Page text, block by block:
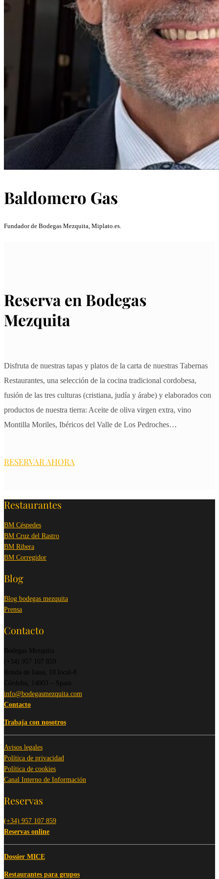
Baldomero Gas
Fundador de Bodegas Mezquita, Miplato.es.
Reserva en Bodegas
Mezquita
Disfruta de nuestras tapas y platos de la carta de nuestras Tabernas
Restaurantes, una selección de la cocina tradicional cordobesa,
fusión de las tres culturas (cristiana, judía y árabe) y elaborados con
productos de nuestra tierra: Aceite de oliva virgen extra, vino
Montilla Moriles, Ibéricos del Valle de Los Pedroches…
RESERVAR AHORA
Restaurantes
BM Céspedes
BM Cruz del Rastro
BM Ribera
BM Corregidor
Blog
Blog bodegas mezquita
Prensa
Contacto
Bodegas Mezquita
(+34) 957 107 859
Ronda de Isasa, 10 local-8
Córdoba, 14003 – Spain
info@bodegasmezquita.com
Contacto
Trabaja con nosotros
Avisos legales
Política de privacidad
Política de cookies
Canal Interno de Información
Reservas
(+34) 957 107 859
Reservas online
Dossier MICE
Restaurantes para grupos